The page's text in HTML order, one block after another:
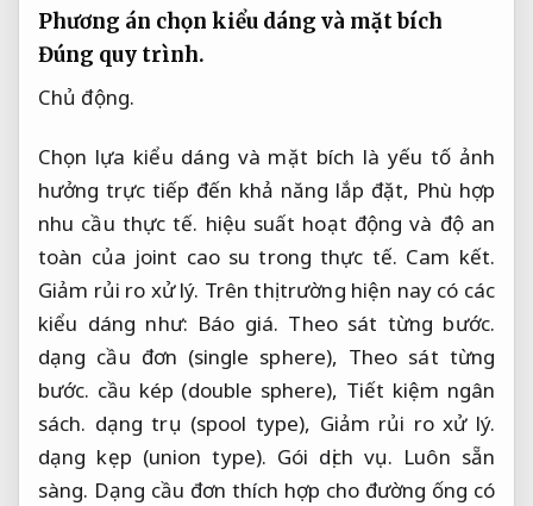
Phương án chọn kiểu dáng và mặt bích
Đúng quy trình.
Chủ động.
Chọn lựa kiểu dáng và mặt bích là yếu tố ảnh
hưởng trực tiếp đến khả năng lắp đặt, Phù hợp
nhu cầu thực tế. hiệu suất hoạt động và độ an
toàn của joint cao su trong thực tế. Cam kết.
Giảm rủi ro xử lý. Trên thị trường hiện nay có các
kiểu dáng như: Báo giá. Theo sát từng bước.
dạng cầu đơn (single sphere), Theo sát từng
bước. cầu kép (double sphere), Tiết kiệm ngân
sách. dạng trụ (spool type), Giảm rủi ro xử lý.
dạng kẹp (union type). Gói dịch vụ. Luôn sẵn
sàng. Dạng cầu đơn thích hợp cho đường ống có